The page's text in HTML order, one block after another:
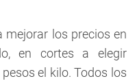
mejorar los precios en
en cortes a elegir
el kilo. Todos los